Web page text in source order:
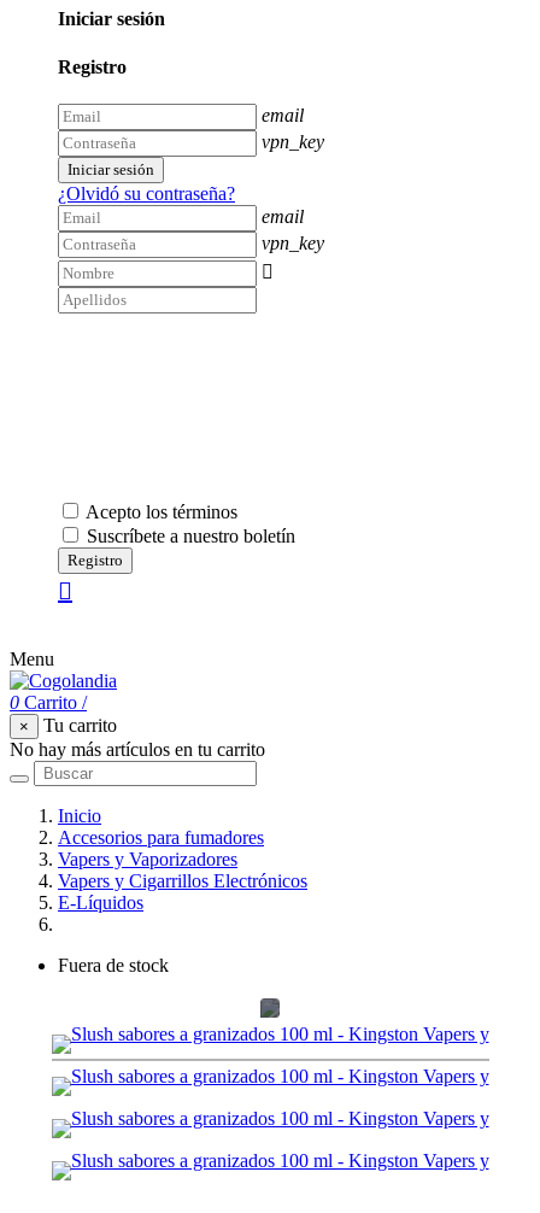
Iniciar sesión
Registro
email
vpn_key
Iniciar sesión
¿Olvidó su contraseña?
email
vpn_key

Acepto los términos
Suscríbete a nuestro boletín
Registro
Menu
0 Carrito /
×
Tu carrito
No hay más artículos en tu carrito
Inicio
Accesorios para fumadores
Vapers y Vaporizadores
Vapers y Cigarrillos Electrónicos
E-Líquidos
Fuera de stock